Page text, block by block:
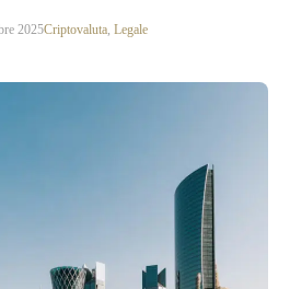
2025Criptovaluta, Legale